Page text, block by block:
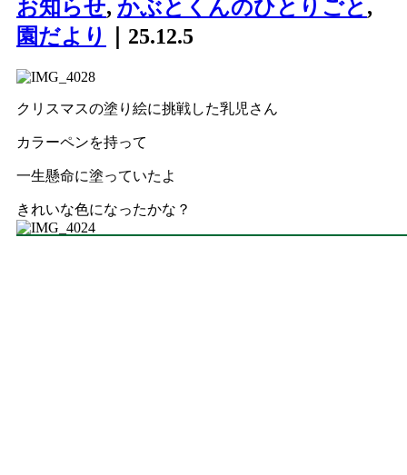
お知らせ, かぶとくんのひとりごと ,
園だより
｜25.12.5
クリスマスの塗り絵に挑戦した乳児さん
カラーペンを持って
一生懸命に塗っていたよ
きれいな色になったかな？